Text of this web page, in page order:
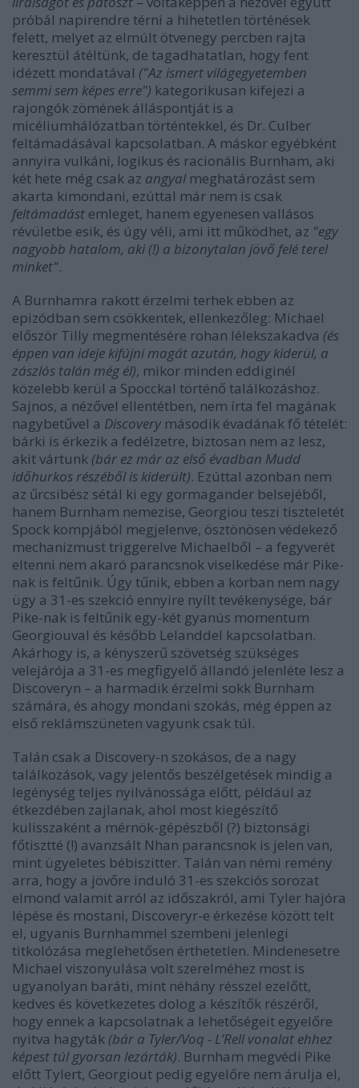
próbál napirendre térni a hihetetlen történések
felett, melyet az elmúlt ötvenegy percben rajta
keresztül átéltünk, de tagadhatatlan, hogy fent
idézett mondatával ("Az ismert világegyetemben
semmi sem képes erre") kategorikusan kifejezi a
rajongók zömének álláspontját is a
micéliumhálózatban történtekkel, és Dr. Culber
feltámadásával kapcsolatban. A máskor egyébként
annyira vulkáni, logikus és racionális Burnham, aki
két hete még csak az angyalmeghatározást sem
akarta kimondani, ezúttal már nem is csak
feltámadást emleget, hanem egyenesen vallásos
révületbe esik, és úgy véli, ami itt működhet, az "egy
nagyobb hatalom, aki (!) a bizonytalan jövő felé terel
minket".
A Burnhamra rakott érzelmi terhek ebben az
epizódban sem csökkentek, ellenkezőleg: Michael
először Tilly megmentésére rohan lélekszakadva (és
éppen van ideje kifújni magát azután, hogy kiderül, a
zászlós talán még él), mikor minden eddiginél
közelebb kerül a Spocckal történő találkozáshoz.
Sajnos, a nézővel ellentétben, nem írta fel magának
nagybetűvel a Discovery második évadának fő tételét:
bárki is érkezik a fedélzetre, biztosan nem az lesz,
akit vártunk (bár ez már az első évadban Mudd
időhurkos részéből is kiderült). Ezúttal azonban nem
az űrcsibész sétál ki egy gormagander belsejéből,
hanem Burnham nemezise, Georgiou teszi tiszteletét
Spock kompjából megjelenve, ösztönösen védekező
mechanizmust triggerelve Michaelből – a fegyverét
eltenni nem akaró parancsnok viselkedése már Pike-
nak is feltűnik. Úgy tűnik, ebben a korban nem nagy
ügy a 31-es szekció ennyire nyílt tevékenysége, bár
Pike-nak is feltűnik egy-két gyanús momentum
Georgiouval és később Lelanddel kapcsolatban.
Akárhogy is, a kényszerű szövetség szükséges
velejárója a 31-es megfigyelő állandó jelenléte lesz a
Discoveryn – a harmadik érzelmi sokk Burnham
számára, és ahogy mondani szokás, még éppen az
első reklámszüneten vagyunk csak túl.
Talán csak a Discovery-n szokásos, de a nagy
találkozások, vagy jelentős beszélgetések mindig a
legénység teljes nyilvánossága előtt, például az
étkezdében zajlanak, ahol most kiegészítő
kulisszaként a mérnök-gépészből (?) biztonsági
főtisztté (!) avanzsált Nhan parancsnok is jelen van,
mint ügyeletes bébiszitter. Talán van némi remény
arra, hogy a jövőre induló 31-es szekciós sorozat
elmond valamit arról az időszakról, ami Tyler hajóra
lépése és mostani, Discoveryr-e érkezése között telt
el, ugyanis Burnhammel szembeni jelenlegi
titkolózása meglehetősen érthetetlen. Mindenesetre
Michael viszonyulása volt szerelméhez most is
ugyanolyan baráti, mint néhány résszel ezelőtt,
kedves és következetes dolog a készítők részéről,
hogy ennek a kapcsolatnak a lehetőségeit egyelőre
nyitva hagyták (bár a Tyler/Voq - L’Rell vonalat ehhez
képest túl gyorsan lezárták). Burnham megvédi Pike
előtt Tylert, Georgiout pedig egyelőre nem árulja el,